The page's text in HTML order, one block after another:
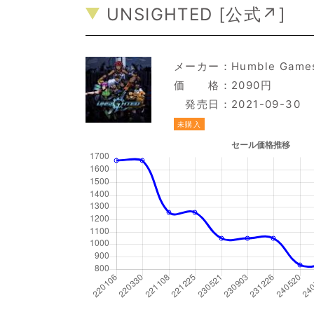
UNSIGHTED [公式↗ ]
メーカー： Humble
価 格：2090円
発売日：2021-09-30
未購入